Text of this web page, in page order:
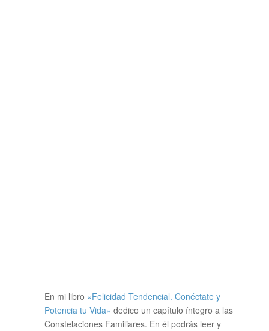
En mi libro «Felicidad Tendencial. Conéctate y
Potencia tu Vida» dedico un capítulo íntegro a las
Constelaciones Familiares. En él podrás leer y